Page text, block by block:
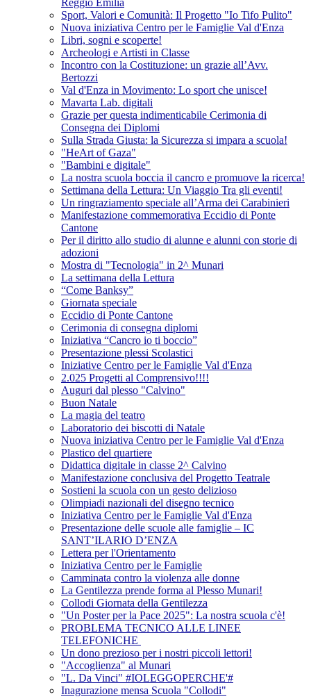
Reggio Emilia
Sport, Valori e Comunità: Il Progetto "Io Tifo Pulito"
Nuova iniziativa Centro per le Famiglie Val d'Enza
Libri, sogni e scoperte!
Archeologi e Artisti in Classe
Incontro con la Costituzione: un grazie all’Avv.
Bertozzi
Val d'Enza in Movimento: Lo sport che unisce!
Mavarta Lab. digitali
Grazie per questa indimenticabile Cerimonia di
Consegna dei Diplomi
Sulla Strada Giusta: la Sicurezza si impara a scuola!
"HeArt of Gaza"
"Bambini e digitale"
La nostra scuola boccia il cancro e promuove la ricerca!
Settimana della Lettura: Un Viaggio Tra gli eventi!
Un ringraziamento speciale all’Arma dei Carabinieri
Manifestazione commemorativa Eccidio di Ponte
Cantone
Per il diritto allo studio di alunne e alunni con storie di
adozioni
Mostra di "Tecnologia" in 2^ Munari
La settimana della Lettura
“Come Banksy”
Giornata speciale
Eccidio di Ponte Cantone
Cerimonia di consegna diplomi
Iniziativa “Cancro io ti boccio”
Presentazione plessi Scolastici
Iniziative Centro per le Famiglie Val d'Enza
2.025 Progetti al Comprensivo!!!!
Auguri dal plesso "Calvino"
Buon Natale
La magia del teatro
Laboratorio dei biscotti di Natale
Nuova iniziativa Centro per le Famiglie Val d'Enza
Plastico del quartiere
Didattica digitale in classe 2^ Calvino
Manifestazione conclusiva del Progetto Teatrale
Sostieni la scuola con un gesto delizioso
Olimpiadi nazionali del disegno tecnico
Iniziativa Centro per le Famiglie Val d'Enza
Presentazione delle scuole alle famiglie – IC
SANT’ILARIO D’ENZA
Lettera per l'Orientamento
Iniziativa Centro per le Famiglie
Camminata contro la violenza alle donne
La Gentilezza prende forma al Plesso Munari!
Collodi Giornata della Gentilezza
"Un Poster per la Pace 2025": La nostra scuola c'è!
PROBLEMA TECNICO ALLE LINEE
TELEFONICHE
Un dono prezioso per i nostri piccoli lettori!
"Accoglienza" al Munari
"L. Da Vinci" #IOLEGGOPERCHE'#
Inagurazione mensa Scuola "Collodi"